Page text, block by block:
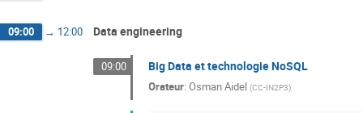
09:00 → 12:00 Data engineering
09:00 Big Data et technologie NoSQL
Orateur:Osman Aidel (CC-IN2P3)